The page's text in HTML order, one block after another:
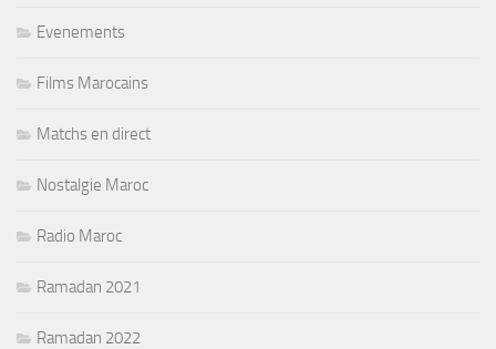
Evenements
Films Marocains
Matchs en direct
Nostalgie Maroc
Radio Maroc
Ramadan 2021
Ramadan 2022